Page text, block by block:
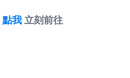
點我 立刻前往